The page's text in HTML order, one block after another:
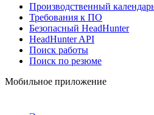
Производственный
Требования к ПО
Безопасный HeadHunter
HeadHunter API
Поиск работы
Поиск по резюме
Мобильное приложение